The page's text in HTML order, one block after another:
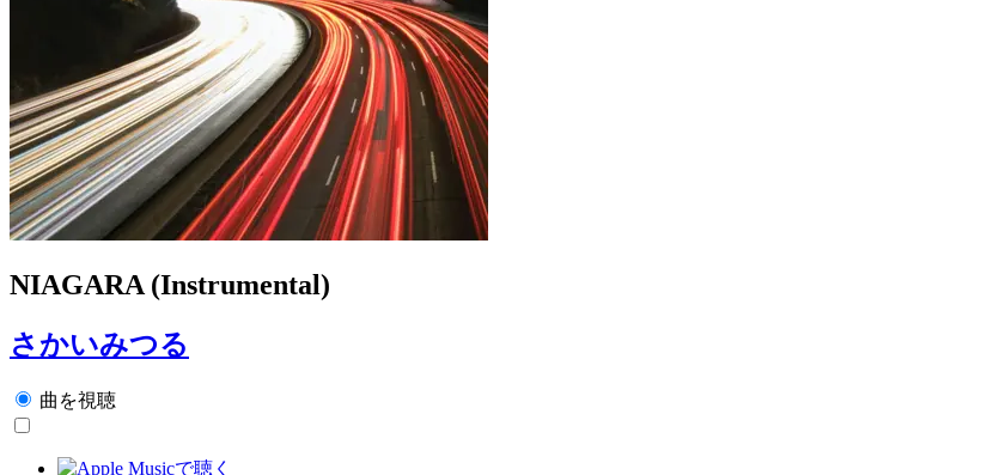
NIAGARA (Instrumental)
さかいみつる
曲を視聴